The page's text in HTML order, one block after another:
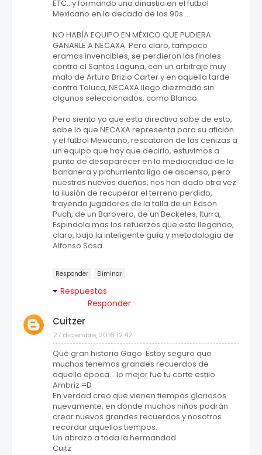
ETC.. y formando una dinastia en el futbol
Mexicano en la decada de los 90s....
NO HABÍA EQUIPO EN MÉXICO QUE PUDIERA
GANARLE A NECAXA. Pero claro, tampoco
eramos invencibles, se perdieron las finales
contra el Santos Laguna, con un arbitraje muy
malo de Arturo Brizio Carter y en aquella tarde
contra Toluca, NECAXA llego diezmado sin
algunos seleccionados, como Blanco.
Pero siento yo que esta directiva sabe de esto,
sabe lo que NECAXA representa para su afición
y el futbol Mexicano, rescataron de las cenizas a
un equipo que hay que decirlo, estuvimos a
punto de desaparecer en la mediocridad de la
bananera y pichurrienta liga de ascenso, pero
nuestros nuevos dueños, nos han dado otra vez
la ilusión de recuperar el terreno perdido,
trayendo jugadores de la talla de un Edson
Puch, de un Barovero, de un Beckeles, Iturra,
Espindola mas los refuerzos que esta llegando,
claro, bajo la inteligente guía y metodologia de
Alfonso Sosa.
Responder Eliminar
Respuestas
Responder
Cuitzer
27 diciembre, 2016 12:42
Qué gran historia Gago. Estoy seguro que
muchos tenemos grandes recuerdos de
aquella época... lo mejor fue tu corte estilo
Ambriz =D
En verdad creo que vienen tiempos gloriosos
nuevamente, en donde muchos niños podrán
crear nuevos grandes recuerdos y nosotros
recordar aquellos tiempos.
Un abrazo a toda la hermandad.
Cuitz